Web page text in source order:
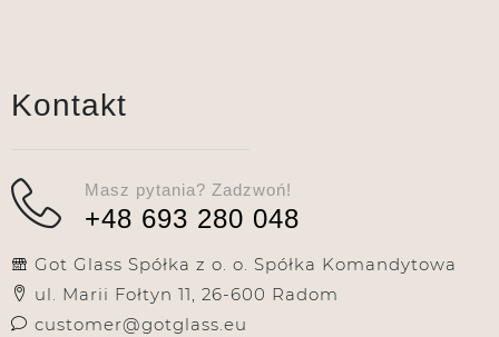
Kontakt
Masz pytania? Zadzwoń!
+48 693 280 048
Got Glass Spółka z o. o. Spółka Komandytowa
ul. Marii Fołtyn 11, 26-600 Radom
customer@gotglass.eu